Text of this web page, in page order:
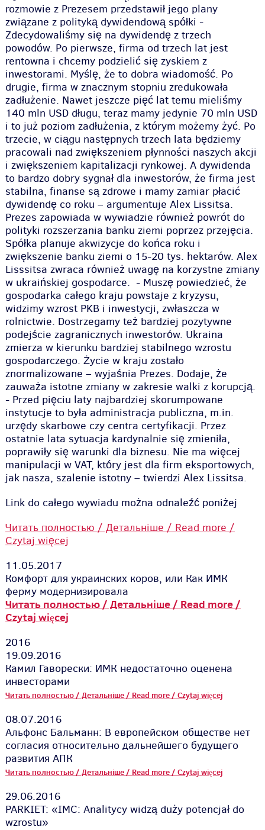
rozmowie z Prezesem przedstawił jego plany
związane z polityką dywidendową spółki -
Zdecydowaliśmy się na dywidendę z trzech
powodów. Po pierwsze, firma od trzech lat jest
rentowna i chcemy podzielić się zyskiem z
inwestorami. Myślę, że to dobra wiadomość. Po
drugie, firma w znacznym stopniu zredukowała
zadłużenie. Nawet jeszcze pięć lat temu mieliśmy
140 mln USD długu, teraz mamy jedynie 70 mln USD
i to już poziom zadłużenia, z którym możemy żyć. Po
trzecie, w ciągu następnych trzech lata będziemy
pracowali nad zwiększeniem płynności naszych akcji
i zwiększeniem kapitalizacji rynkowej. A dywidenda
to bardzo dobry sygnał dla inwestorów, że firma jest
stabilna, finanse są zdrowe i mamy zamiar płacić
dywidendę co roku –argumentuje Alex Lissitsa.
Prezes zapowiada w wywiadzie również powrót do
polityki rozszerzania banku ziemi poprzez przejęcia.
Spółka planuje akwizycje do końca roku i
zwiększenie banku ziemi o 15-20 tys. hektarów. Alex
Lisssitsa zwraca również uwagę na korzystne zmiany
w ukraińskiej gospodarce. - Muszę powiedzieć, że
gospodarka całego kraju powstaje z kryzysu,
widzimy wzrost PKB i inwestycji, zwłaszcza w
rolnictwie. Dostrzegamy też bardziej pozytywne
podejście zagranicznych inwestorów. Ukraina
zmierza w kierunku bardziej stabilnego wzrostu
gospodarczego. Życie w kraju zostało
znormalizowane – wyjaśnia Prezes. Dodaje, że
zauważa istotne zmiany w zakresie walki z korupcją.
- Przed pięciu laty najbardziej skorumpowane
instytucje to była administracja publiczna, m.in.
urzędy skarbowe czy centra certyfikacji. Przez
ostatnie lata sytuacja kardynalnie się zmieniła,
poprawiły się warunki dla biznesu. Nie ma więcej
manipulacji w VAT, który jest dla firm eksportowych,
jak nasza, szalenie istotny– twierdzi Alex Lissitsa.
Link do całego wywiadu można odnaleźć poniżej
Читать полностью / Детальніше / Read more /
Czytaj więcej
11.05.2017
Комфорт для украинских коров, или Как ИМК
ферму модернизировала
Читать полностью / Детальніше / Read more /
Czytaj więcej
2016
19.09.2016
Камил Гаворески: ИМК недостаточно оценена
инвесторами
Читать полностью / Детальніше / Read more / Czytaj więcej
08.07.2016
Альфонс Бальманн: В европейском обществе нет
согласия относительно дальнейшего будущего
развития АПК
Читать полностью / Детальніше / Read more / Czytaj więcej
29.06.2016
PARKIET: «IMC: Analitycy widzą duży potencjał do
wzrostu»